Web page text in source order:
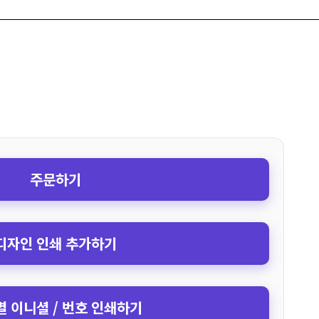
주문하기
자인 인쇄 추가하기
이니셜 / 번호 인쇄하기